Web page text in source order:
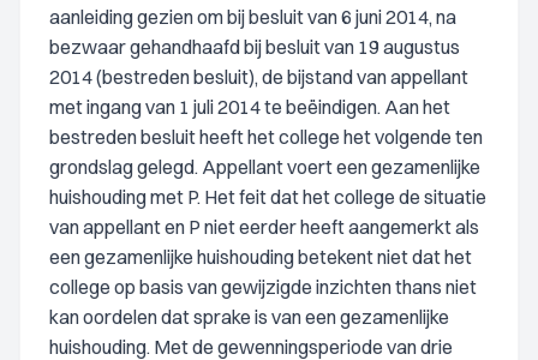
aanleiding gezien om bij besluit van 6 juni 2014, na
bezwaar gehandhaafd bij besluit van 19 augustus
2014 (bestreden besluit), de bijstand van appellant
met ingang van 1 juli 2014 te beëindigen. Aan het
bestreden besluit heeft het college het volgende ten
grondslag gelegd. Appellant voert een gezamenlijke
huishouding met P. Het feit dat het college de situatie
van appellant en P niet eerder heeft aangemerkt als
een gezamenlijke huishouding betekent niet dat het
college op basis van gewijzigde inzichten thans niet
kan oordelen dat sprake is van een gezamenlijke
huishouding. Met de gewenningsperiode van drie